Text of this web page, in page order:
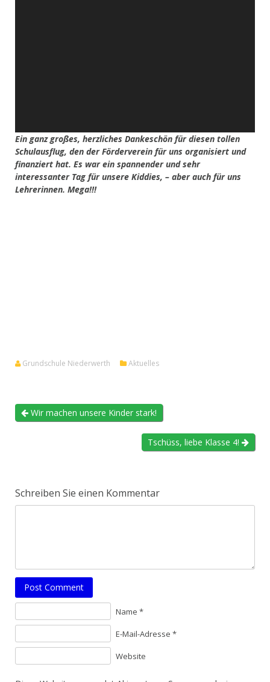
Ein ganz großes, herzliches Dankeschön für diesen tollen
Schulausflug, den der Förderverein für uns organisiert und
finanziert hat. Es war ein spannender und sehr
interessanter Tag für unsere Kiddies, – aber auch für uns
Lehrerinnen. Mega!!!
Grundschule Niederwerth Aktuelles
Wir machen unsere Kinder stark!
Tschüss, liebe Klasse 4!
Schreiben Sie einen Kommentar
Post Comment
Name *
E-Mail-Adresse *
Website